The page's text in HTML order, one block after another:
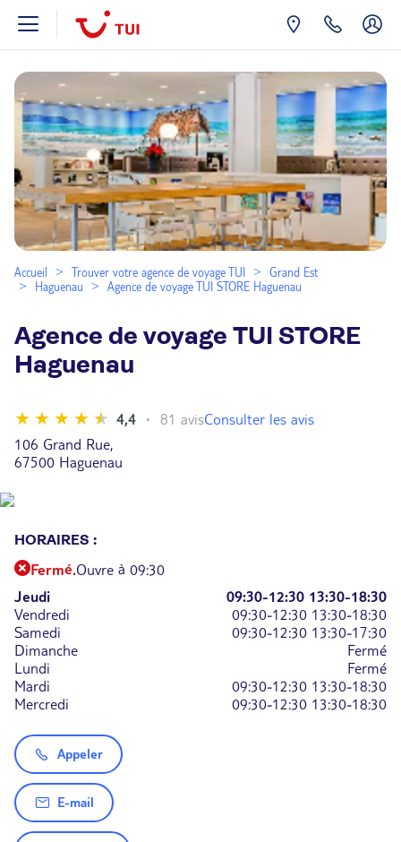
Accueil Trouver votre agence de voyage TUI
Grand Est
Haguenau
Agence de voyage TUI STORE Haguenau
Agence de voyage TUI STORE
Haguenau
4,4 81 avisConsulter les avis
106 Grand Rue,
67500 Haguenau
HORAIRES :
Fermé.Ouvre à 09:30
Jeudi
09:30-12:30 13:30-18:30
Vendredi
09:30-12:30 13:30-18:30
Samedi
09:30-12:30 13:30-17:30
Dimanche
Fermé
Lundi
Fermé
Mardi
09:30-12:30 13:30-18:30
Mercredi
09:30-12:30 13:30-18:30
Appeler
E-mail